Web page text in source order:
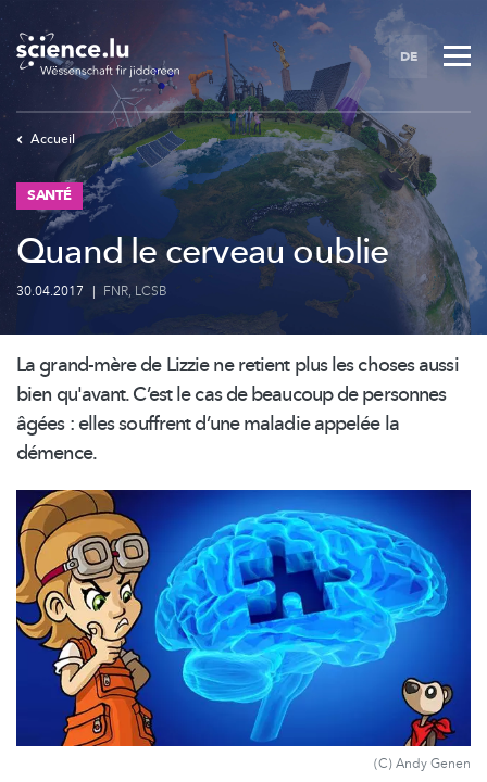
Skip
main
content
DE
Accueil
SANTÉ
Quand le cerveau oublie
30.04.2017 | FNR, LCSB
La grand-mère de Lizzie ne retient plus les choses aussi
bien qu'avant. C’est le cas de beaucoup de personnes
âgées : elles souffrent d’une maladie appelée la
démence.
(C) Andy Genen